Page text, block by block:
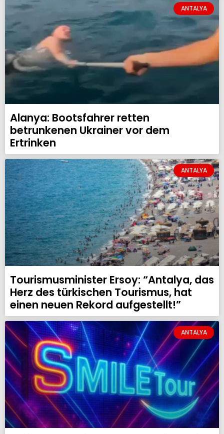
ANTALYA
Alanya: Bootsfahrer retten
betrunkenen Ukrainer vor dem
Ertrinken
ANTALYA
Tourismusminister Ersoy: “Antalya, das
Herz des türkischen Tourismus, hat
einen neuen Rekord aufgestellt!”
ANTALYA